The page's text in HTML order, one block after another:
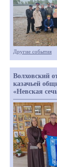
Другие события
Волховский
казачьей
«Невская